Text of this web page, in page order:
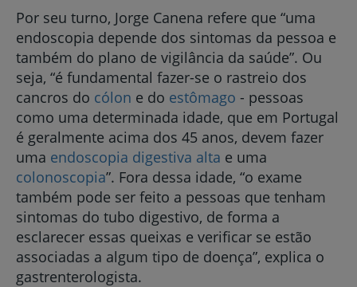
Por seu turno, Jorge Canena refere que “uma
endoscopia depende dos sintomas da pessoa e
também do plano de vigilância da saúde”. Ou
seja, “é fundamental fazer-se o rastreio dos
cancros do cólon e do estômago - pessoas
como uma determinada idade, que em Portugal
é geralmente acima dos 45 anos, devem fazer
uma endoscopia digestiva alta e uma
colonoscopia”. Fora dessa idade, “o exame
também pode ser feito a pessoas que tenham
sintomas do tubo digestivo, de forma a
esclarecer essas queixas e verificar se estão
associadas a algum tipo de doença”, explica o
gastrenterologista.